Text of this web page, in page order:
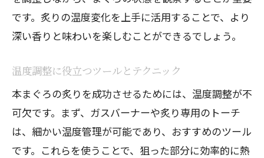
です。炙りの温度変化を上手に活用することで、より
深い香りと味わいを楽しむことができるでしょう。
温度調整に役立つツールとテクニック
本まぐろの炙りを成功させるためには、温度調整が不
可欠です。まず、ガスバーナーや炙り専用のトーチ
は、細かい温度管理が可能であり、おすすめのツール
です。これらを使うことで、狙った部分に効率的に熱